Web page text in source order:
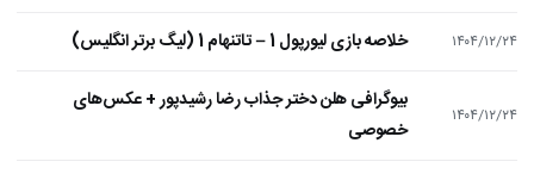
۱۴۰۴/۱۲/۲۴ خلاصه بازی لیورپول 1 – تاتنهام 1 (لیگ برتر انگلیس)
۱۴۰۴/۱۲/۲۴
بیوگرافی هلن دختر جذاب رضا رشیدپور + عکس‌های
خصوصی